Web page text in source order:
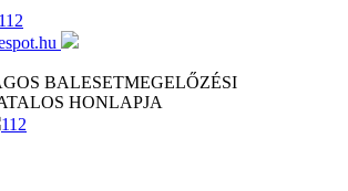
112
BALESETMEGELŐZÉSI
HONLAPJA
112